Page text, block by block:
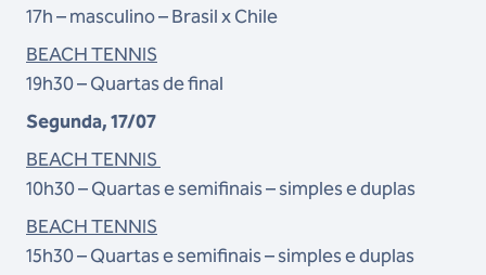
17h – masculino – Brasil x Chile
BEACH TENNIS
19h30 – Quartas de final
Segunda, 17/07
BEACH TENNIS
10h30 – Quartas e semifinais – simples e duplas
BEACH TENNIS
15h30 – Quartas e semifinais – simples e duplas